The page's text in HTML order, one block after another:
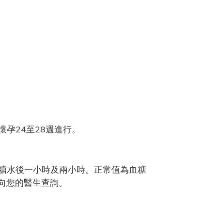
孕24至28週進行。
水後一小時及兩小時。正常值為血糖
的醫生查詢。